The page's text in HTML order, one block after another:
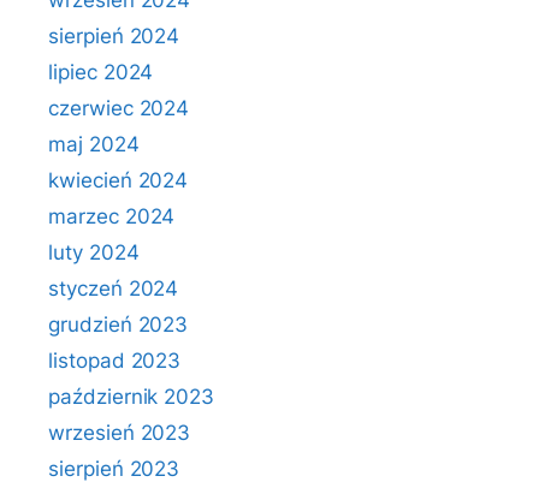
sierpień 2024
lipiec 2024
czerwiec 2024
maj 2024
kwiecień 2024
marzec 2024
luty 2024
styczeń 2024
grudzień 2023
listopad 2023
październik 2023
wrzesień 2023
sierpień 2023